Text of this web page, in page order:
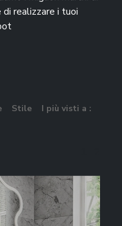
realizzare i tuoi
Stile I più visti a :